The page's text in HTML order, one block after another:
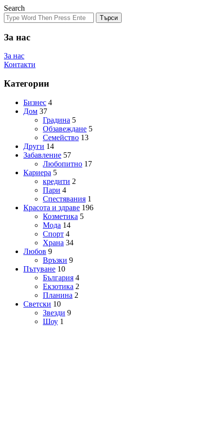
Search
Търси
За нас
За нас
Контакти
Категории
Бизнес 4
Дом 37
Градина 5
Обзавеждане 5
Семейство 13
Други 14
Забавление 57
Любопитно 17
Кариера 5
кредити 2
Пари 4
Спестявания 1
Красота и здраве 196
Козметика 5
Мода 14
Спорт 4
Храна 34
Любов 9
Връзки 9
Пътуване 10
България 4
Екзотика 2
Планина 2
Светски 10
Звезди 9
Шоу 1